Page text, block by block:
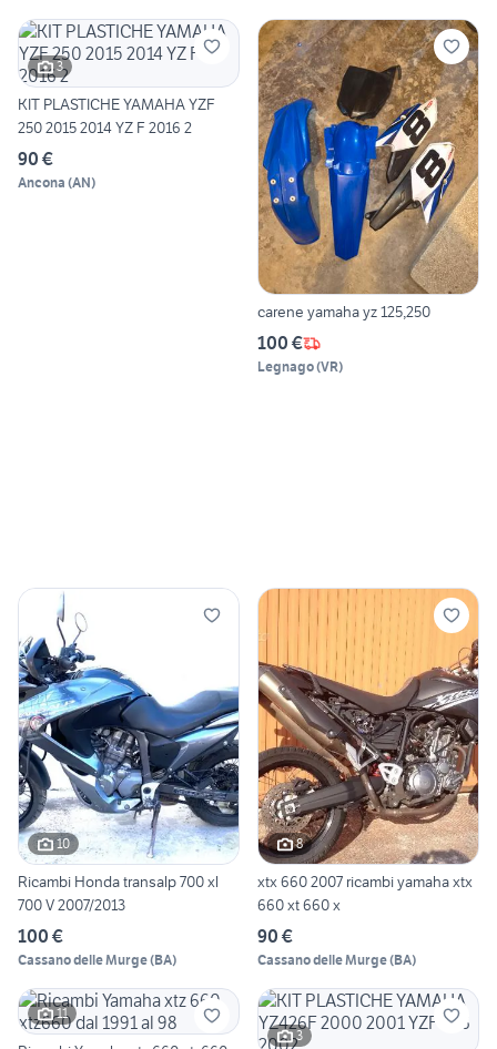
3
KIT PLASTICHE YAMAHA YZF
250 2015 2014 YZ F 2016 2
90 €
Ancona (AN)
carene yamaha yz 125,250
100 €
Legnago(VR)
10
Ricambi Honda transalp 700 xl
700 V 2007/2013
100 €
Cassano delle Murge(BA)
8
xtx 660 2007 ricambi yamaha xtx
660 xt 660 x
90 €
Cassano delle Murge(BA)
11
3